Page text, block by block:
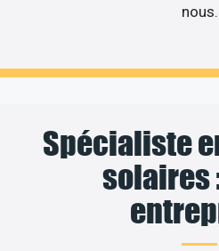
nous.
Spécialiste
solaires